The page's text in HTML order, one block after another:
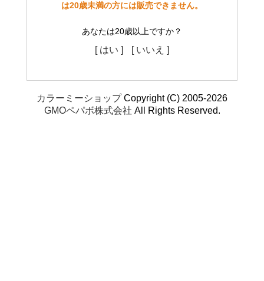
は20歳未満の方には販売できません。
あなたは20歳以上ですか？
[ はい ] [ いいえ ]
カラーミーショップCopyright (C) 2005-2026
GMOペパボ株式会社 All Rights Reserved.